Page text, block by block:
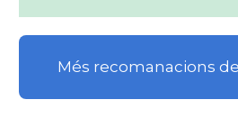
Més recomanacions